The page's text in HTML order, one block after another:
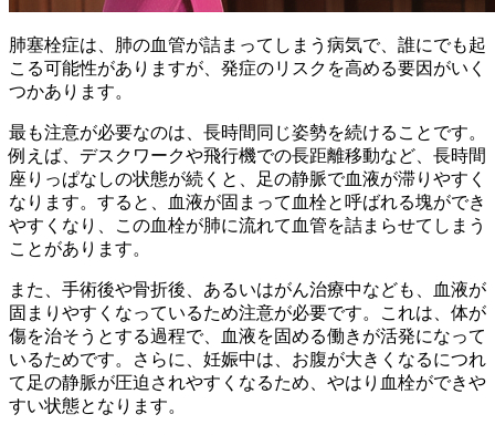
肺塞栓症は、肺の血管が詰まってしまう病気で、誰にでも起
こる可能性がありますが、発症のリスクを高める要因がいく
つかあります。
最も注意が必要なのは、長時間同じ姿勢を続けることです。
例えば、デスクワークや飛行機での長距離移動など、長時間
座りっぱなしの状態が続くと、足の静脈で血液が滞りやすく
なります。すると、血液が固まって血栓と呼ばれる塊ができ
やすくなり、この血栓が肺に流れて血管を詰まらせてしまう
ことがあります。
また、手術後や骨折後、あるいはがん治療中なども、血液が
固まりやすくなっているため注意が必要です。
これは、体が
傷を治そうとする過程で、血液を固める働きが活発になって
いるためです。さらに、妊娠中は、お腹が大きくなるにつれ
て足の静脈が圧迫されやすくなるため、やはり血栓ができや
すい状態となります。